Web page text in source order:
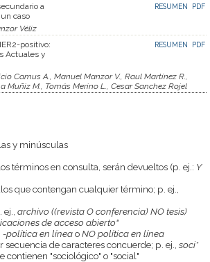
a
caso
RESUMEN PDF
Véliz
positivo:
Actuales y
RESUMEN PDF
Camus A., Manuel Manzor V., Raul Martínez R.,
Muñiz M., Tomás Merino L., Cesar Sanchez Rojel
y minúsculas
términos en consulta, serán devueltos (p. ej.: Y
que contengan cualquier término; p. ej.,
archivo ((revista O conferencia) NO tesis)
de acceso abierto"
-política en líneaoNO política en línea
de caracteres concuerde; p. ej., soci*
"sociológico" o "social"